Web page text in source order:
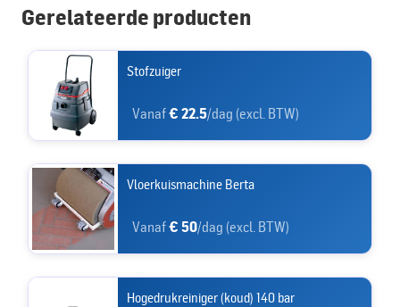
Gerelateerde producten
Stofzuiger
Vanaf€ 22.5/dag (excl. BTW)
Vloerkuismachine Berta
Vanaf€ 50/dag (excl. BTW)
Hogedrukreiniger (koud) 140 bar